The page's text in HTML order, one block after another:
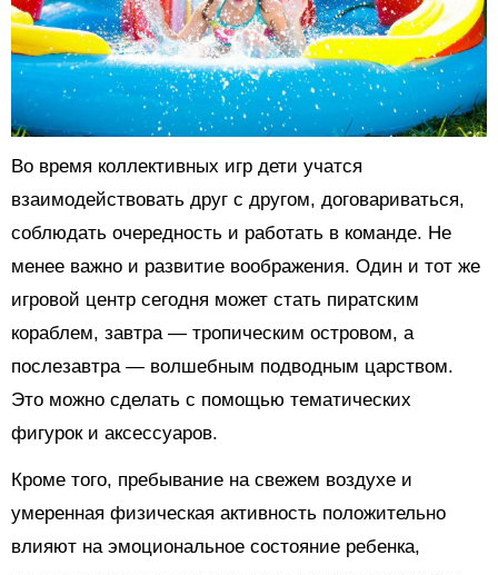
Во время коллективных игр дети учатся
взаимодействовать друг с другом, договариваться,
соблюдать очередность и работать в команде. Не
менее важно и развитие воображения. Один и тот же
игровой центр сегодня может стать пиратским
кораблем, завтра — тропическим островом, а
послезавтра — волшебным подводным царством.
Это можно сделать с помощью тематических
фигурок и аксессуаров.
Кроме того, пребывание на свежем воздухе и
умеренная физическая активность положительно
влияют на эмоциональное состояние ребенка,